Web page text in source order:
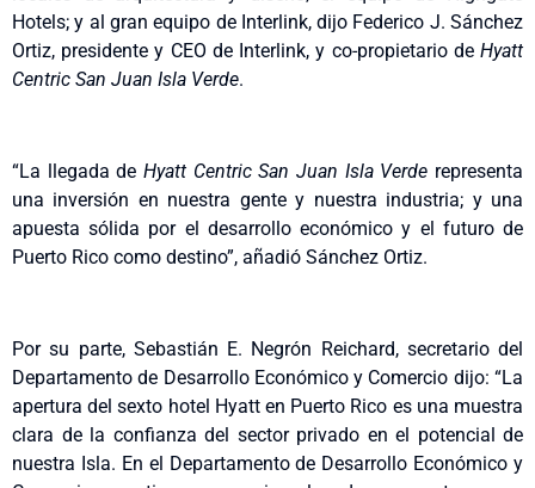
Hotels; y al gran equipo de Interlink, dijo Federico J. Sánchez
Ortiz, presidente y CEO de Interlink, y co-propietario de Hyatt
Centric San Juan Isla Verde.
“La llegada de Hyatt Centric San Juan Isla Verde representa
una inversión en nuestra gente y nuestra industria; y una
apuesta sólida por el desarrollo económico y el futuro de
Puerto Rico como destino”, añadió Sánchez Ortiz.
Por su parte, Sebastián E. Negrón Reichard, secretario del
Departamento de Desarrollo Económico y Comercio dijo: “La
apertura del sexto hotel Hyatt en Puerto Rico es una muestra
clara de la confianza del sector privado en el potencial de
nuestra Isla. En el Departamento de Desarrollo Económico y